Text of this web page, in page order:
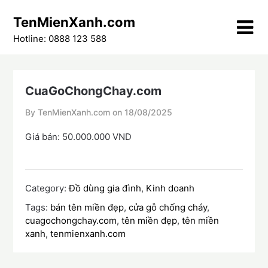
content
TenMienXanh.com
Hotline: 0888 123 588
CuaGoChongChay.com
By TenMienXanh.com on 18/08/2025
Giá bán: 50.000.000 VND
Category:Đồ dùng gia đình, Kinh doanh
Tags: bán tên miền đẹp,cửa gỗ chống cháy,
cuagochongchay.com,tên miền đẹp,tên miền
xanh,tenmienxanh.com